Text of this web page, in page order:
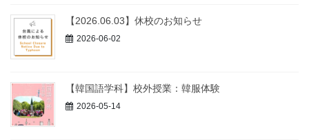
【2026.06.03】休校のお知らせ
2026-06-02
【韓国語学科】校外授業：韓服体験
2026-05-14